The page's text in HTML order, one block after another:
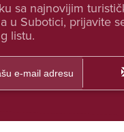
sa najnovijim
u Subotici, prijavite
listu.